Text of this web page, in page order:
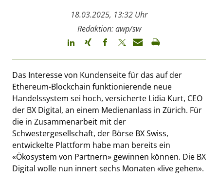
18.03.2025, 13:32 Uhr
Redaktion: awp/sw
Das Interesse von Kundenseite für das auf der
Ethereum-Blockchain funktionierende neue
Handelssystem sei hoch, versicherte Lidia Kurt, CEO
der BX Digital, an einem Medienanlass in Zürich. Für
die in Zusammenarbeit mit der
Schwestergesellschaft, der Börse BX Swiss,
entwickelte Plattform habe man bereits ein
«Ökosystem von Partnern» gewinnen können. Die BX
Digital wolle nun innert sechs Monaten «live gehen».